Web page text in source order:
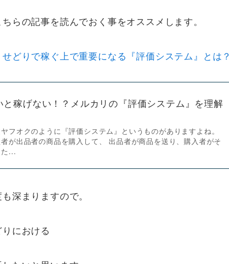
らの記事を読んでおく事をオススメします。
せどりで稼ぐ上で重要になる『評価システム』とは？
と稼げない！？メルカリの『評価システム』を理解
フオクのように『評価システム』というものがありますよね。
が出品者の商品を購入して、 出品者が商品を送り、購入者がそ
...
深まりますので。
における